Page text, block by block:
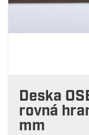
Deska
rovná
mm